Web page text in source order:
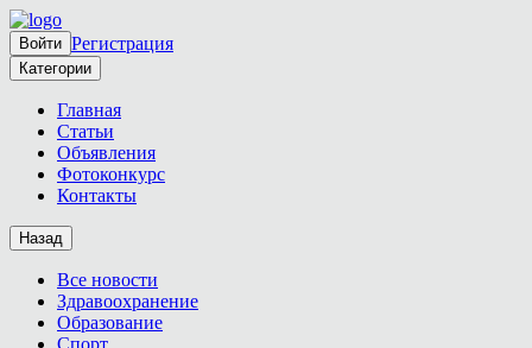
Войти Регистрация
Категории
Главная
Статьи
Объявления
Фотоконкурс
Контакты
Назад
Все новости
Здравоохранение
Образование
Спорт